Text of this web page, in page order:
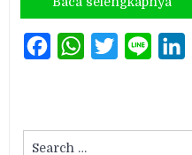
FacebookWhatsAppTwitterLine